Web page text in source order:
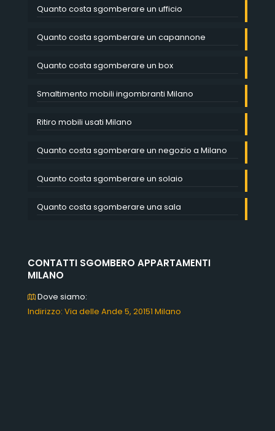
Quanto costa sgomberare un ufficio
Quanto costa sgomberare un capannone
Quanto costa sgomberare un box
Smaltimento mobili ingombranti Milano
Ritiro mobili usati Milano
Quanto costa sgomberare un negozio a Milano
Quanto costa sgomberare un solaio
Quanto costa sgomberare una sala
CONTATTI SGOMBERO APPARTAMENTI
MILANO
Dove siamo:
Indirizzo: Via delle Ande 5, 20151 Milano